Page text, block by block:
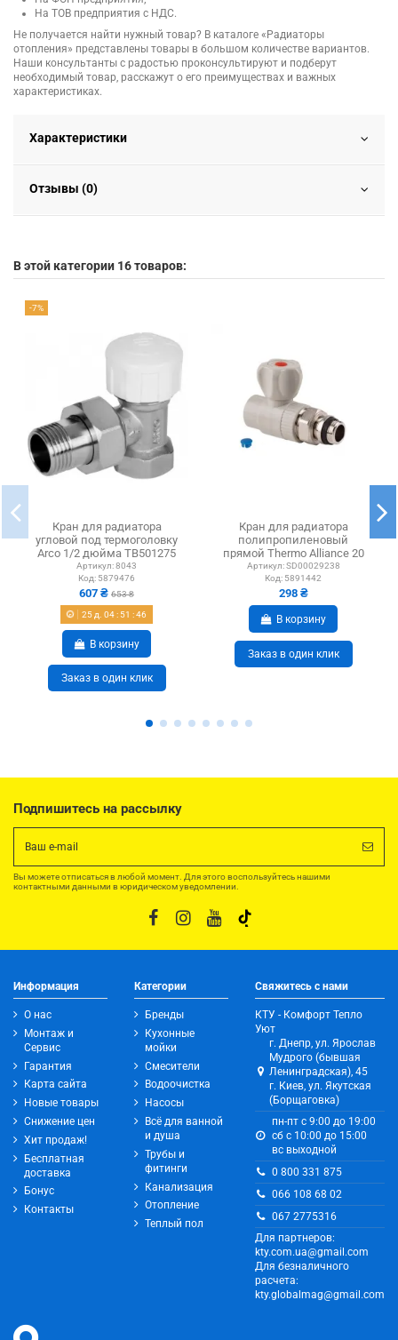
На ТОВ предприятия с НДС.
Не получается найти нужный товар? В каталоге «Радиаторы
отопления» представлены товары в большом количестве вариантов.
Наши консультанты с радостью проконсультируют и подберут
необходимый товар, расскажут о его преимуществах и важных
характеристиках.
Характеристики
Отзывы (0)
В этой категории 16 товаров:
-7%
Кран для радиатора
угловой под термоголовку
Arco 1/2 дюйма TB501275
М30
Артикул:8043
Код: 5879476
607 ₴ 653 ₴
25д. 04: 51 :46
В корзину
Заказ в один клик
Кран для радиатора
полипропиленовый
прямой Thermo Alliance 20
х 1/2 дюйма
Артикул: SD00029238
Код: 5891442
298 ₴
В корзину
Заказ в один клик
Подпишитесь на рассылку
Вы можете отписаться в любой момент. Для этого воспользуйтесь нашими
контактными данными в юридическом уведомлении.
Информация
О нас
Монтаж и
Сервис
Гарантия
Карта сайта
Новые товары
Снижение цен
Хит продаж!
Бесплатная
доставка
Бонус
Контакты
Категории
Бренды
Кухонные
мойки
Смесители
Водоочистка
Насосы
Всё для ванной
и душа
Трубы и
фитинги
Канализация
Отопление
Теплый пол
Свяжитесь с нами
КТУ - Комфорт Тепло
Уют
г. Днепр, ул. Ярослав
Мудрого (бывшая
Ленинградская), 45
г. Киев, ул. Якутская
(Борщаговка)
пн-пт с 9:00 до 19:00
сб с 10:00 до 15:00
вс выходной
0 800 331 875
066 108 68 02
067 2775316
Для партнеров:
kty.com.ua@gmail.com
Для безналичного
расчета:
kty.globalmag@gmail.com